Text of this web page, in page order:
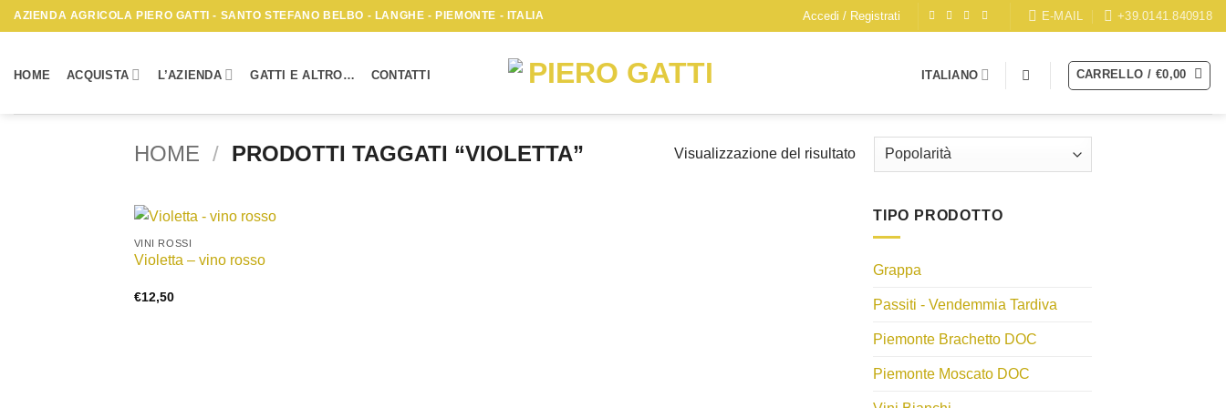
Skip
to
AZIENDA AGRICOLA PIERO GATTI - SANTO STEFANO BELBO - LANGHE - PIEMONTE - ITALIA Accedi / Registrati E-MAIL +39.0141.840918
HOME ACQUISTA L’AZIENDA GATTI E ALTRO… CONTATTI ITALIANO CARRELLO / €0,00
HOME / PRODOTTI TAGGATI “VIOLETTA” Visualizzazione del risultato
+
VINI ROSSI
Violetta – vino rosso
€12,50
TIPO PRODOTTO
Grappa
Passiti - Vendemmia Tardiva
Piemonte Brachetto DOC
Piemonte Moscato DOC